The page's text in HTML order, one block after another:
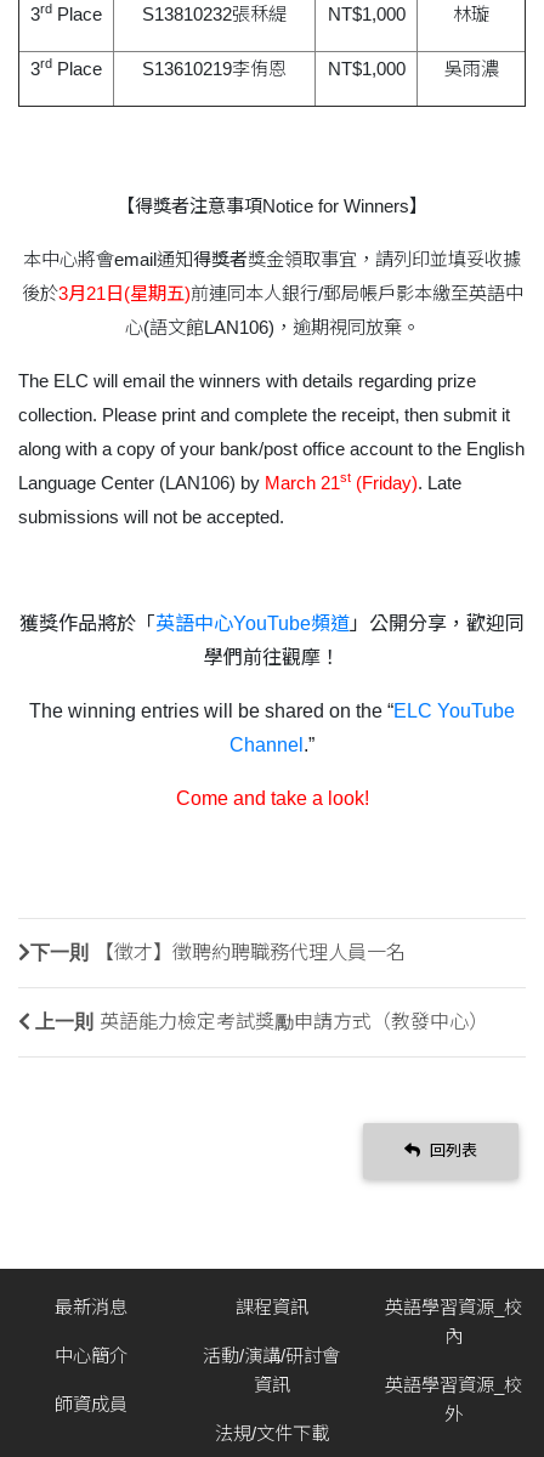
3rd Place S13810232張秝緹 NT$1,000 林璇
3rd Place S13610219李侑恩 NT$1,000 吳雨濃
【得獎者注意事項Notice for Winners】
本中心將會email通知得獎者獎金領取事宜，請列印並填妥收據
後於3月 21 日 (星期五)前連同本人銀行/郵局帳戶影本繳至英語中
心(語文館LAN106)，逾期視同放棄。
The ELC will email the winners with details regarding prize
collection. Please print and complete the receipt, then submit it
along with a copy of your bank/post office account to the English
Language Center (LAN106) by March 21st (Friday). Late
submissions will not be accepted.
獲獎作品將於「 英語中心YouTube頻道 」公開分享，歡迎同
學們前往觀摩！
The winning entries will be shared on the “ELC YouTube
Channel .”
Come and take a look!
下一則 【徵才】徵聘約聘職務代理人員一名
上一則 英語能力檢定考試獎勵申請方式（教發中心）
回列表
最新消息
中心簡介
師資成員
課程資訊
活動/演講/研討會
資訊
法規/文件下載
英語學習資源_校
內
英語學習資源_校
外